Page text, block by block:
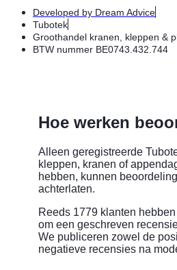
Developed by Dream Advice
Tubotek
Groothandel kranen, kleppen &
BTW nummer BE0743.432.744
Hoe werken
Alleen geregistreerde
kleppen, kranen of
hebben, kunnen
achterlaten.
Reeds 1779 klanten
om een geschreven
We publiceren zowel de
negatieve recensies na